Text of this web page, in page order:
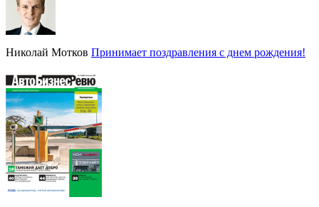
Николай Мотков Принимает поздравления с днем рождения!